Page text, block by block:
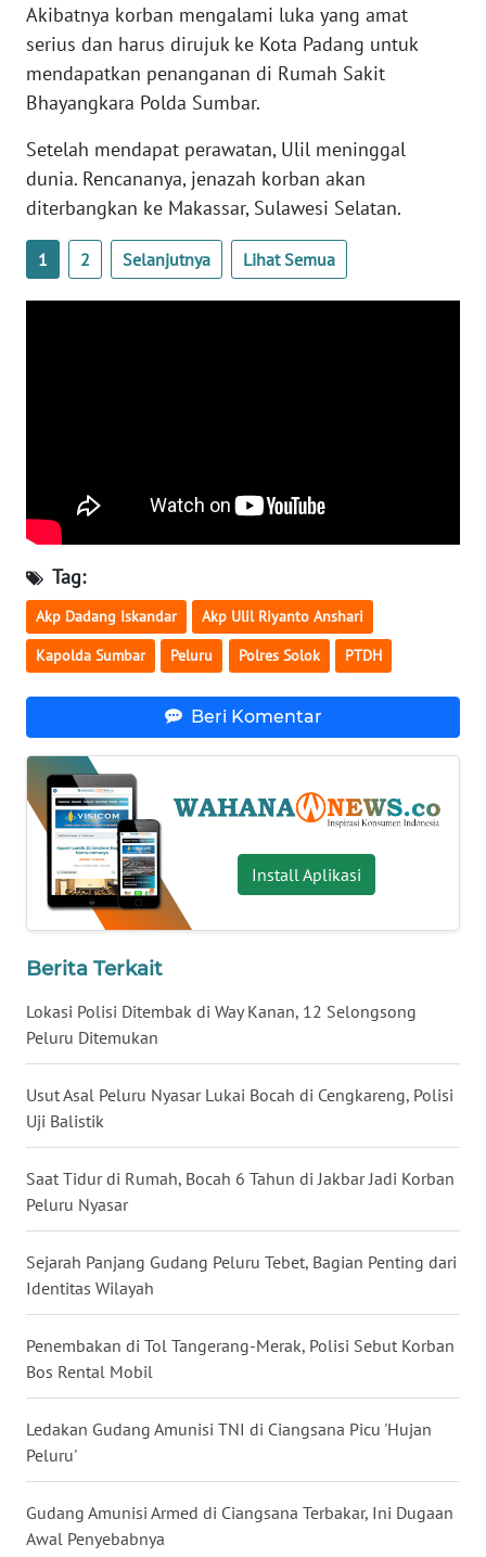
Akibatnya korban mengalami luka yang amat
serius dan harus dirujuk ke Kota Padang untuk
mendapatkan penanganan di Rumah Sakit
Bhayangkara Polda Sumbar.
Setelah mendapat perawatan, Ulil meninggal
dunia. Rencananya, jenazah korban akan
diterbangkan ke Makassar, Sulawesi Selatan.
1 2 Selanjutnya Lihat Semua
Tag:
Akp Dadang Iskandar Akp Ulil Riyanto Anshari
Kapolda Sumbar Peluru Polres Solok PTDH
Beri Komentar
Install Aplikasi
Berita Terkait
Lokasi Polisi Ditembak di Way Kanan, 12 Selongsong
Peluru Ditemukan
Usut Asal Peluru Nyasar Lukai Bocah di Cengkareng, Polisi
Uji Balistik
Saat Tidur di Rumah, Bocah 6 Tahun di Jakbar Jadi Korban
Peluru Nyasar
Sejarah Panjang Gudang Peluru Tebet, Bagian Penting dari
Identitas Wilayah
Penembakan di Tol Tangerang-Merak, Polisi Sebut Korban
Bos Rental Mobil
Ledakan Gudang Amunisi TNI di Ciangsana Picu 'Hujan
Peluru'
Gudang Amunisi Armed di Ciangsana Terbakar, Ini Dugaan
Awal Penyebabnya
WN
WN
BANTEN
WN
NTT
WN
KEPRI
WN
WN
SERAMBI
WN
WN
SULTRA
NTB
SULTENG
WN
SULBAR
WN
BABEL
WN
SUMBAR
WN
SUMSEL
WN
BENGKULU
WN
LAMPUNG
JATENG